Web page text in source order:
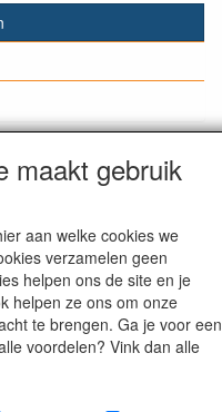
genoemde prijzen
, tenzij anders
maakt gebruik
aan welke cookies we
verzamelen geen
helpen ons de site en je
helpen ze ons om onze
te brengen. Ga je voor een
voordelen? Vink dan alle